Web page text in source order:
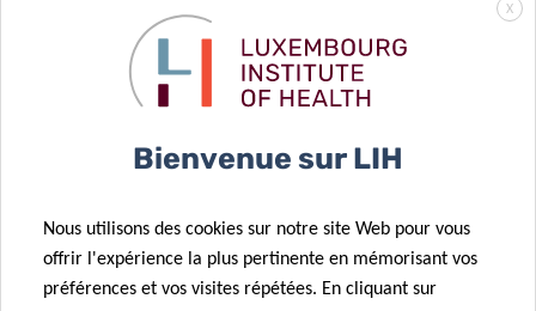
X
Bienvenue sur LIH
Nous utilisons des cookies sur notre site Web pour vous
offrir l'expérience la plus pertinente en mémorisant vos
préférences et vos visites répétées. En cliquant sur